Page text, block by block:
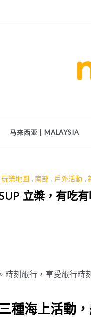
马来西亚 | MALAYSIA
樂地圖 , 南部 , 戶外活動 ,
立槳，有吃
時刻旅行，享受旅行時
種海上活動